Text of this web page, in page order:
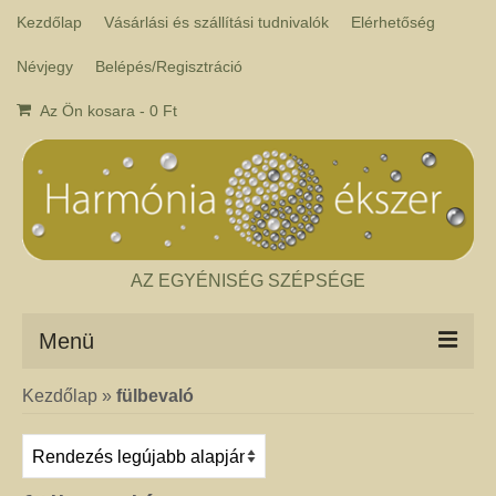
Kezdőlap Vásárlási és szállítási tudnivalók Elérhetőség
Névjegy Belépés/Regisztráció
Az Ön kosara - 0 Ft
AZ EGYÉNISÉG SZÉPSÉGE
Menü
Csakra ékszer
a népi hagyományok szerint segítik a csakrák harmónikus működését. Az
ékszerben minden csakrához tartozik egy kristály, és általában a kő színe
Kezdőlap » fülbevaló